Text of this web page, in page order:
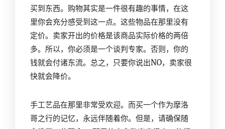
买到东西。购物其实是一件很有趣的事情，在这
里你会充分感受到这一点。这些物品在那里没有
定价。卖家开出的价格是该商品实际价格的两倍
多。所以，你必须是一个谈判专家。否则，你的
钱就会付诸东流。总之，只要你说出NO，卖家很
快就会降价。
手工艺品在那里非常受欢迎。而买一个作为摩洛
哥之行的记忆，永远伴随着你。但是，请确保随